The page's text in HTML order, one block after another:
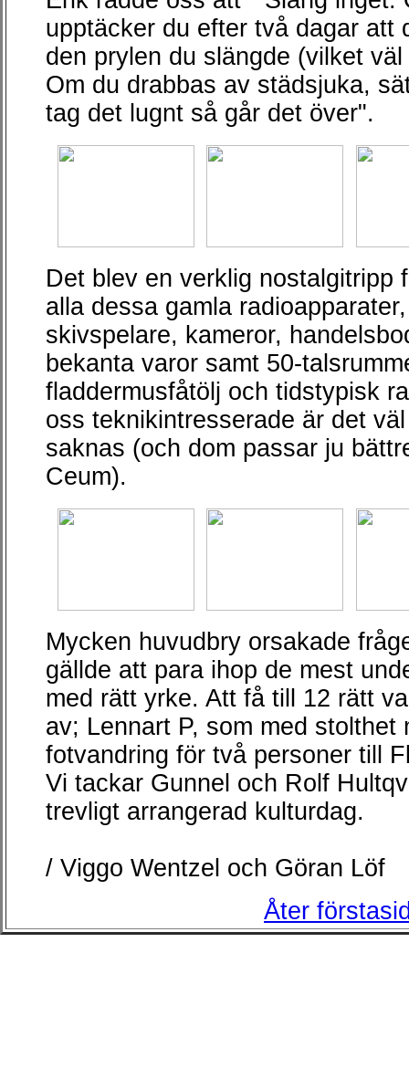
upptäcker du efter två dagar att
den prylen du slängde (vilket
Om du drabbas av städsjuka,
tag det lugnt så går det över".
Det blev en verklig nostalgitripp
alla dessa gamla
skivspelare, kameror,
bekanta varor samt 50-
fladdermusfåtölj och tidstypisk
oss teknikintresserade är det
saknas (och dom passar ju
Ceum).
Mycken huvudbry orsakade
gällde att para ihop de mest
med rätt yrke. Att få till 12 rätt
av; Lennart P, som med stolthet
fotvandring för två personer till
Vi tackar Gunnel och Rolf
trevligt arrangerad kulturdag.
/ Viggo Wentzel och Göran Löf
Åter